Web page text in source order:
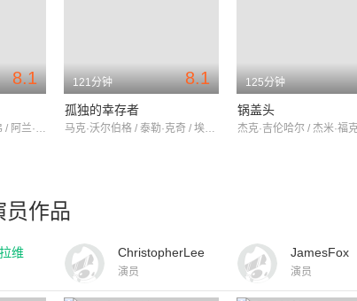
8.1
费雯·丽 / 劳伦斯·奥利弗 / 阿兰·莫布雷
8.1
121分钟
孤独的幸存者
马克·沃尔伯格 / 泰勒·克奇 / 埃米尔·赫斯基
125分钟
锅盖头
员作品
维 ChristopherLee
演员
JamesFox
演员